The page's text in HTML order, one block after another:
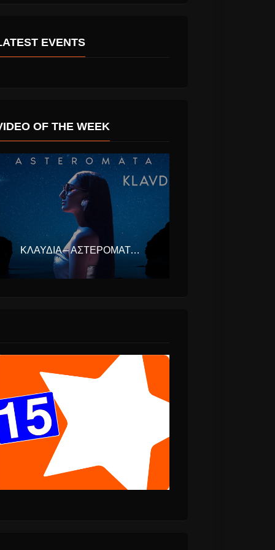
EVENTS
OF THE WEEK
ΚΛΑΥΔΊΑ – ΑΣΤΕΡΟΜΆΤΑ (EUROVISION ΕΛΛΆΔΑ 2025)